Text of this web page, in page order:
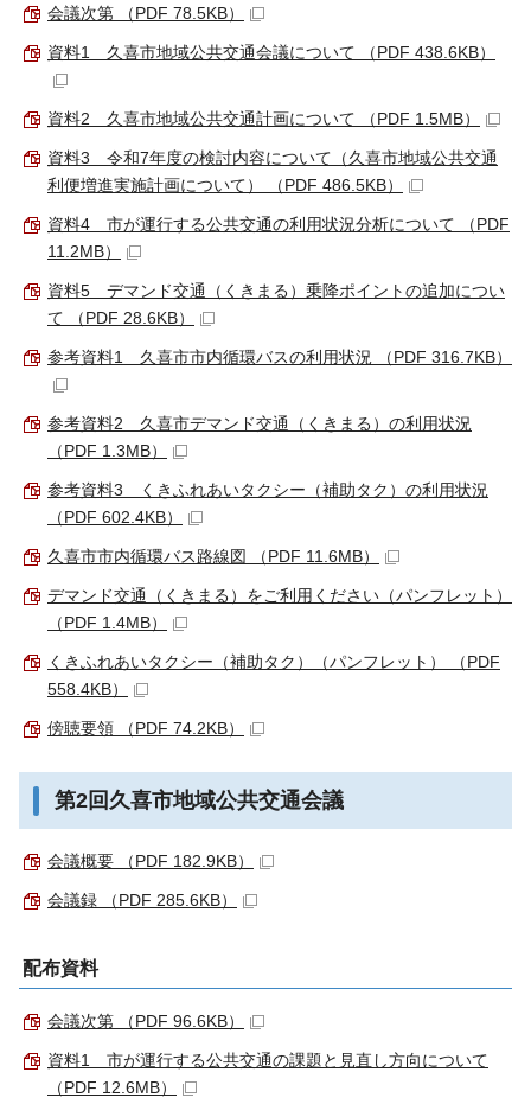
会議次第 （PDF 78.5KB）
資料1 久喜市地域公共交通会議について （PDF 438.6KB）
資料2 久喜市地域公共交通計画について （PDF 1.5MB）
資料3 令和7年度の検討内容について（久喜市地域公共交通
利便増進実施計画について） （PDF 486.5KB）
資料4 市が運行する公共交通の利用状況分析について （PDF
11.2MB）
資料5 デマンド交通（くきまる）乗降ポイントの追加につい
て （PDF 28.6KB）
参考資料1 久喜市市内循環バスの利用状況 （PDF 316.7KB）
参考資料2 久喜市デマンド交通（くきまる）の利用状況
（PDF 1.3MB）
参考資料3 くきふれあいタクシー（補助タク）の利用状況
（PDF 602.4KB）
久喜市市内循環バス路線図 （PDF 11.6MB）
デマンド交通（くきまる）をご利用ください（パンフレット）
（PDF 1.4MB）
くきふれあいタクシー（補助タク）（パンフレット） （PDF
558.4KB）
傍聴要領 （PDF 74.2KB）
第2回久喜市地域公共交通会議
会議概要 （PDF 182.9KB）
会議録 （PDF 285.6KB）
配布資料
会議次第 （PDF 96.6KB）
資料1 市が運行する公共交通の課題と見直し方向について
（PDF 12.6MB）